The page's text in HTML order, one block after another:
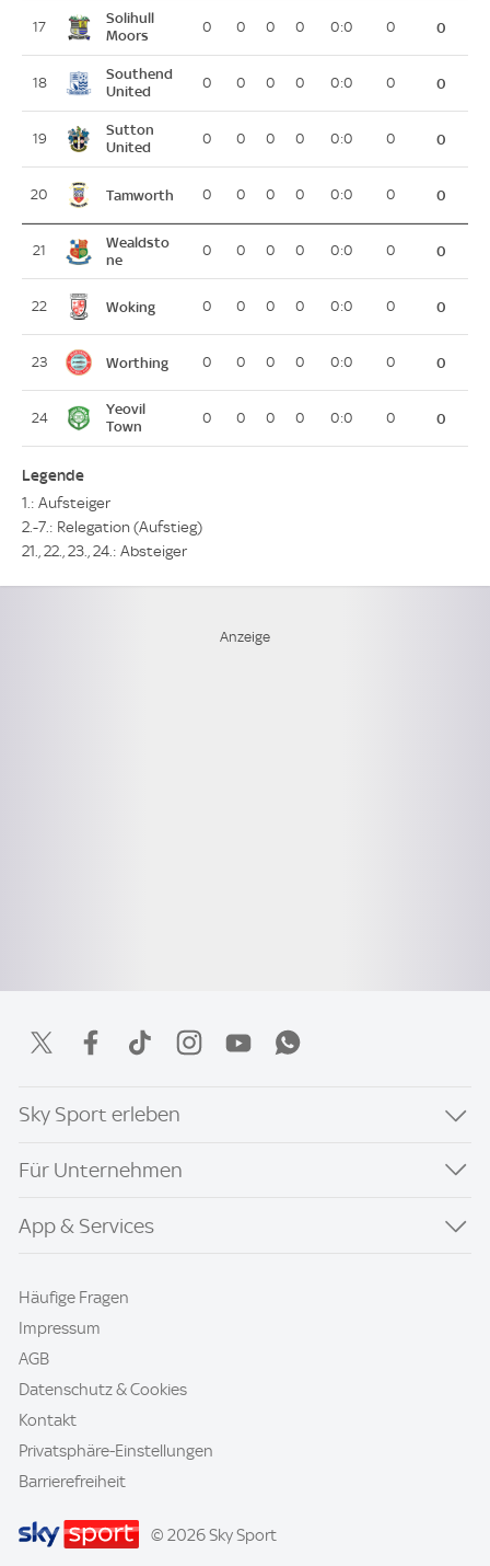
17
Solihull
Moors
0 0 0 0 0:0 0 0
18
Southend
United
0 0 0 0 0:0 0 0
19
Sutton
United
0 0 0 0 0:0 0 0
20 Tamworth 0 0 0 0 0:0 0 0
21
Wealdsto
ne
0 0 0 0 0:0 0 0
22 Woking 0 0 0 0 0:0 0 0
23 Worthing 0 0 0 0 0:0 0 0
24
Yeovil
Town
0 0 0 0 0:0 0 0
Legende
1.: Aufsteiger
2.-7.: Relegation (Aufstieg)
21., 22., 23., 24.: Absteiger
Sky Sport erleben
Für Unternehmen
App & Services
Häufige Fragen
Impressum
AGB
Datenschutz & Cookies
Kontakt
Privatsphäre-Einstellungen
Barrierefreiheit
© 2026 Sky Sport